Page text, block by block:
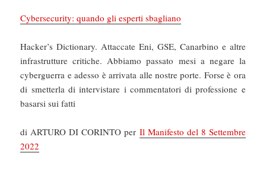
Cybersecurity: quando gli esperti sbagliano
Hacker’s Dictionary. Attaccate Eni, GSE, Canarbino e altre
infrastrutture critiche. Abbiamo passato mesi a negare la
cyberguerra e adesso è arrivata alle nostre porte. Forse è ora
di smetterla di intervistare i commentatori di professione e
basarsi sui fatti
di ARTURO DI CORINTO per Il Manifesto del 8 Settembre
2022